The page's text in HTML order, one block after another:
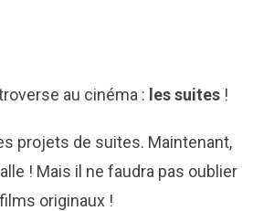
au cinéma : les suites!
projets de suites. Maintenant,
! Mais il ne faudra pas oublier
originaux !